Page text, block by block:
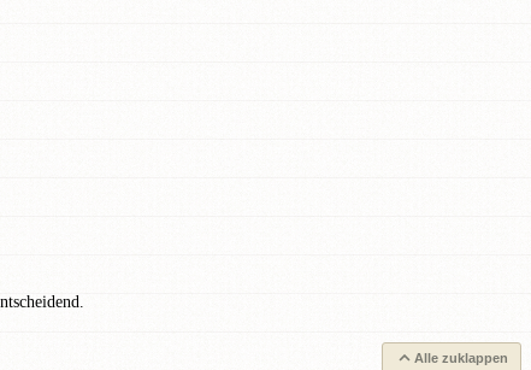
Alle zuklappen